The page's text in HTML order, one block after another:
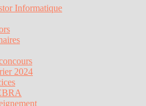
Informatique
2024